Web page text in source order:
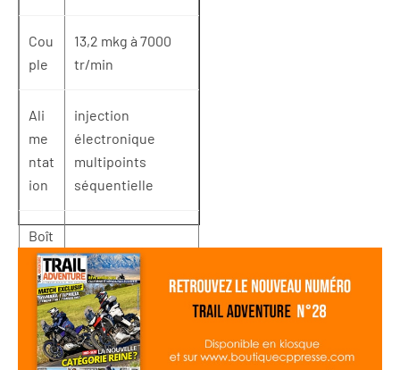
Cou
ple
13,2 mkg à 7000
tr/min
Ali
me
ntat
ion
injection
électronique
multipoints
séquentielle
Boît
e de
vite
sse
6 rapports